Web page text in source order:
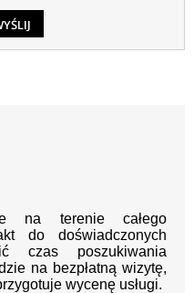
na terenie całego
do doświadczonych
czas poszukiwania
na bezpłatną wizytę,
wycenę usługi.